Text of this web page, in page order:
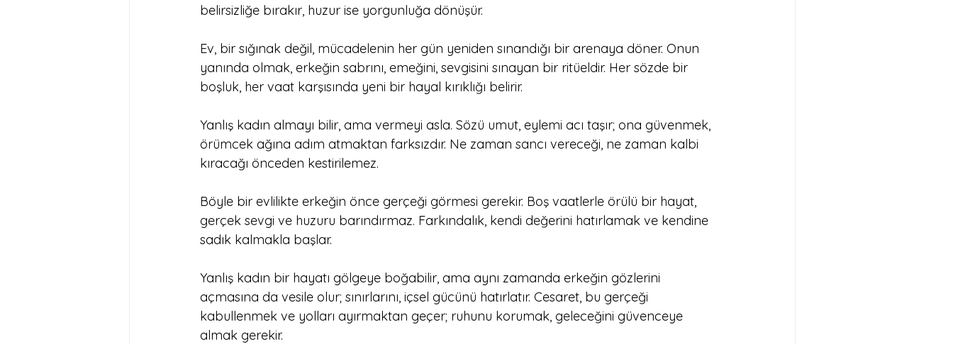
belirsizliğe bırakır, huzur ise yorgunluğa dönüşür.
Ev, bir sığınak değil, mücadelenin her gün yeniden sınandığı bir arenaya döner. Onun
yanında olmak, erkeğin sabrını, emeğini, sevgisini sınayan bir ritüeldir. Her sözde bir
boşluk, her vaat karşısında yeni bir hayal kırıklığı belirir.
Yanlış kadın almayı bilir, ama vermeyi asla. Sözü umut, eylemi acı taşır; ona güvenmek,
örümcek ağına adım atmaktan farksızdır. Ne zaman sancı vereceği, ne zaman kalbi
kıracağı önceden kestirilemez.
Böyle bir evlilikte erkeğin önce gerçeği görmesi gerekir. Boş vaatlerle örülü bir hayat,
gerçek sevgi ve huzuru barındırmaz. Farkındalık, kendi değerini hatırlamak ve kendine
sadık kalmakla başlar.
Yanlış kadın bir hayatı gölgeye boğabilir, ama aynı zamanda erkeğin gözlerini
açmasına da vesile olur; sınırlarını, içsel gücünü hatırlatır. Cesaret, bu gerçeği
kabullenmek ve yolları ayırmaktan geçer; ruhunu korumak, geleceğini güvenceye
almak gerekir.